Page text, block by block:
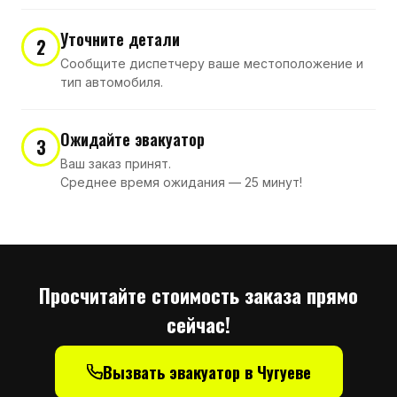
2 Уточните детали
Сообщите диспетчеру ваше местоположение и
тип автомобиля.
3 Ожидайте эвакуатор
Ваш заказ принят.
Среднее время ожидания — 25 минут!
Просчитайте стоимость заказа прямо
сейчас!
Вызвать эвакуатор в Чугуеве